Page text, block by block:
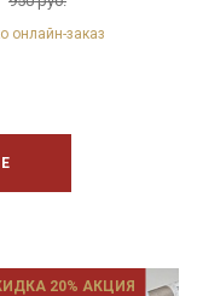
онлайн-заказ
20% АКЦИЯ